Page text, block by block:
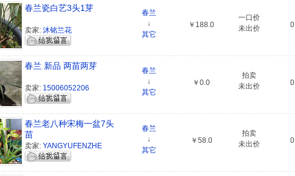
春兰瓷白艺3头1芽
卖家: 沐铭兰花
春兰
↓
其它
￥188.0
一口价
未出价
0
春兰 新品 两苗两芽
卖家: 15006052206
春兰
↓
其它
￥0.0
拍卖
未出价
0
春兰老八种宋梅一盆7头
苗
卖家: YANGYUFENZHE
春兰
↓
其它
￥58.0
拍卖
未出价
0